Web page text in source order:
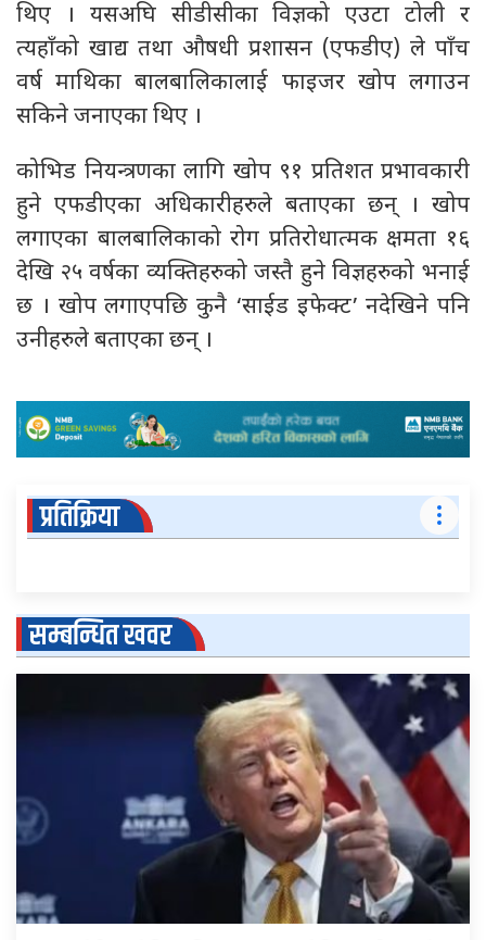
थिए । यसअघि सीडीसीका विज्ञको एउटा टोली र
त्यहाँको खाद्य तथा औषधी प्रशासन (एफडीए) ले पाँच
वर्ष माथिका बालबालिकालाई फाइजर खोप लगाउन
सकिने जनाएका थिए ।
कोभिड नियन्त्रणका लागि खोप ९१ प्रतिशत प्रभावकारी
हुने एफडीएका अधिकारीहरुले बताएका छन् । खोप
लगाएका बालबालिकाको रोग प्रतिरोधात्मक क्षमता १६
देखि २५ वर्षका व्यक्तिहरुको जस्तै हुने विज्ञहरुको भनाई
छ । खोप लगाएपछि कुनै ‘साईड इफेक्ट’ नदेखिने पनि
उनीहरुले बताएका छन् ।
प्रतिक्रिया
सम्बन्धित खवर